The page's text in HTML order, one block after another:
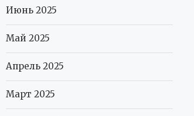
Июнь 2025
Май 2025
Апрель 2025
Март 2025